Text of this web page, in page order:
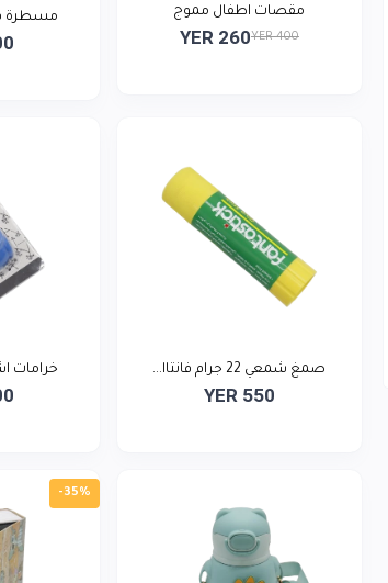
مقصات اطفال مموج
YER 400
YER 260
مسطرة
صمغ شمعي 22 جرام فانتاا...
YER 550
خرامات
-35%